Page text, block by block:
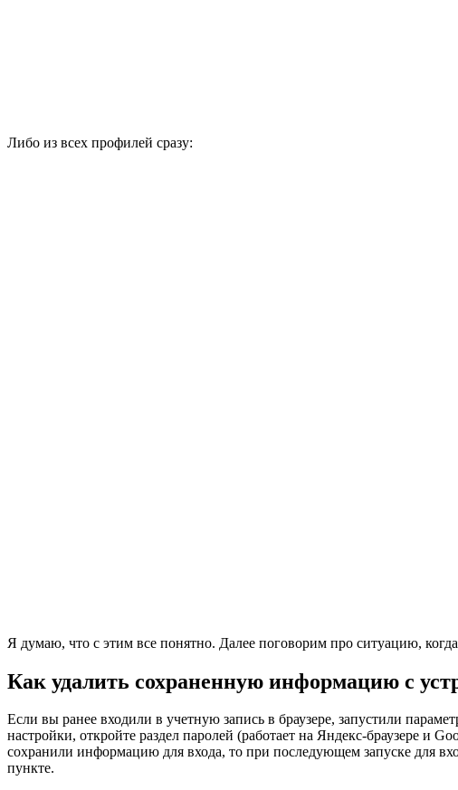
Либо из всех профилей сразу:
Я думаю, что с этим все понятно. Далее поговорим про ситуацию,
Как удалить сохраненную информацию с
Если вы ранее входили в учетную запись в браузере, запустили
настройки, откройте раздел паролей (работает на Яндекс-браузере и
сохранили информацию для входа, то при последующем запуске для
пункте.